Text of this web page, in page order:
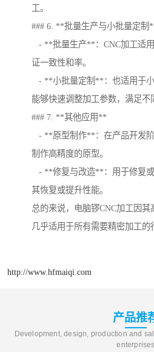
工。
### 6. **批量生产与小批量定制
- **批量生产**：CNC加工适
证一致性和率。
- **小批量定制**：也适用于小
能够快速调整加工参数，满足不
### 7. **其他应用**
- **原型制作**：在产品开发
制作高精度的原型。
- **修复与改造**：用于修复
其恢复或提升性能。
总的来说，电脑锣CNC加工因其
几乎适用于所有需要精密加工的
http://www.hfmaiqi.com
产品推
Development, design, production and
enterprises